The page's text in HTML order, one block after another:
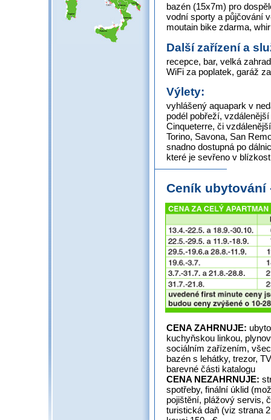
bazén (15x7m) pro
vodní sporty a půjčování
moutain bike zdarma,
Další zařízení a
recepce, bar, velká
WiFi za poplatek, garáž
Výlety:
vyhlášený aquapark v
podél pobřeží,
Cinqueterre, či
Torino, Savona, San
snadno dostupná po
které je sevřeno v
Ceník
CENA ZAHRNUJE:
kuchyňskou linkou,
sociálním zařízením,
bazén s lehátky, trezor,
barevné části
CENA NEZAHRNUJE:
spotřeby, finální úklid
pojištění, plážový servis,
turistická daň (viz strana